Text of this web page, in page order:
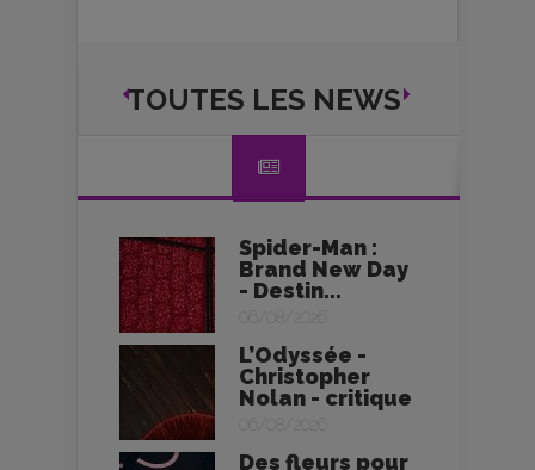
TOUTES LES NEWS
Spider-Man :
Brand New Day
- Destin...
06/08/2026
L’Odyssée -
Christopher
Nolan - critique
06/08/2026
Des fleurs pour